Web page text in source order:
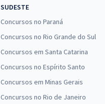
SUDESTE
Concursos no Paraná
Concursos no Rio Grande do Sul
Concursos em Santa Catarina
Concursos no Espírito Santo
Concursos em Minas Gerais
Concursos no Rio de Janeiro